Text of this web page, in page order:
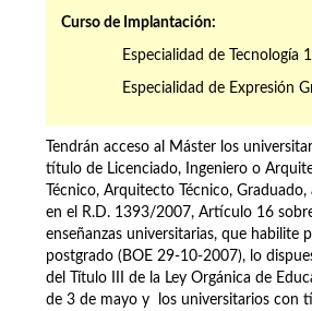
Curso de Implantación:
Especialidad de Tecnología
Especialidad de Expresión
Tendrán acceso al Máster los
título de Licenciado, Ingeniero o
Técnico, Arquitecto Técnico,
en el R.D. 1393/2007, Artículo 16
enseñanzas universitarias, que habilite
postgrado (BOE 29-10-2007), lo
del Título III de la Ley Orgánica de
de 3 de mayo y los universitarios con